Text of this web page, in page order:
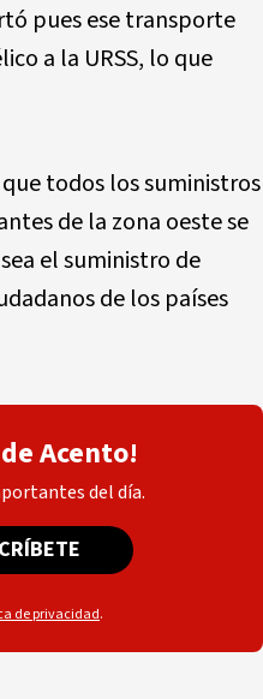
pues ese transporte
a la URSS, lo que
todos los suministros
de la zona oeste se
el suministro de
de los países
Acento!
del día.
de privacidad.